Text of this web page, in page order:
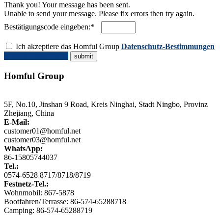
Thank you! Your message has been sent.
Unable to send your message. Please fix errors then try again.
Bestätigungscode eingeben:*
Ich akzeptiere das Homful Group Datenschutz-Bestimmungen
Homful Group
5F, No.10, Jinshan 9 Road, Kreis Ninghai, Stadt Ningbo, Provinz
Zhejiang, China
E-Mail:
customer01@homful.net
customer03@homful.net
WhatsApp:
86-15805744037
Tel.:
0574-6528 8717/8718/8719
Festnetz-Tel.:
Wohnmobil: 867-5878
Bootfahren/Terrasse: 86-574-65288718
Camping: 86-574-65288719